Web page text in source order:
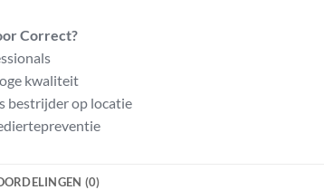
Correct?
kwaliteit
bestrijder op locatie
(0)